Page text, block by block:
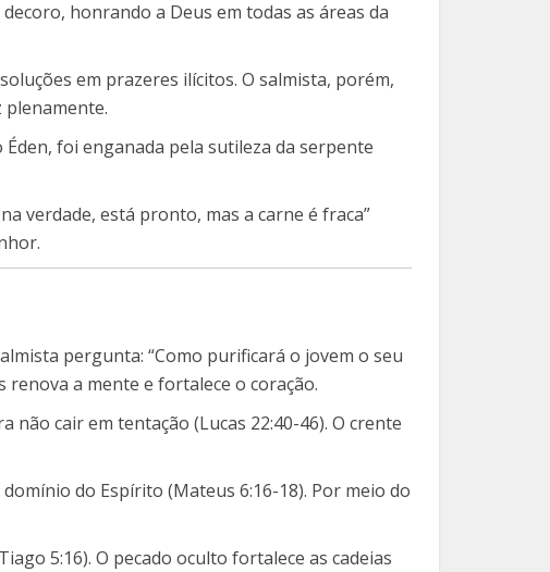
honrando a Deus em todas as áreas da
em prazeres ilícitos. O salmista, porém,
plenamente.
foi enganada pela sutileza da serpente
verdade, está pronto, mas a carne é fraca”
pergunta: “Como purificará o jovem o seu
renova a mente e fortalece o coração.
cair em tentação (Lucas 22:40-46). O crente
do Espírito (Mateus 6:16-18). Por meio do
5:16). O pecado oculto fortalece as cadeias